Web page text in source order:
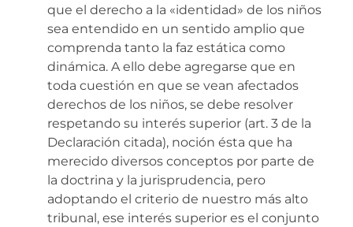
que el derecho a la «identidad» de los niños
sea entendido en un sentido amplio que
comprenda tanto la faz estática como
dinámica. A ello debe agregarse que en
toda cuestión en que se vean afectados
derechos de los niños, se debe resolver
respetando su interés superior (art. 3 de la
Declaración citada), noción ésta que ha
merecido diversos conceptos por parte de
la doctrina y la jurisprudencia, pero
adoptando el criterio de nuestro más alto
tribunal, ese interés superior es el conjunto